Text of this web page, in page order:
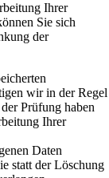
Ihrer
Sie sich
der
wir in der Regel
Prüfung haben
Ihrer
Daten
statt der Löschung